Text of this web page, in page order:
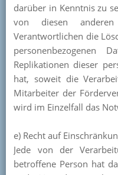
darüber in Kenntnis zu
von diesen
Verantwortlichen die
personenbezogenen
Replikationen dieser
hat, soweit die
Mitarbeiter der
wird im Einzelfall das
e) Recht auf
Jede von der
betroffene Person hat